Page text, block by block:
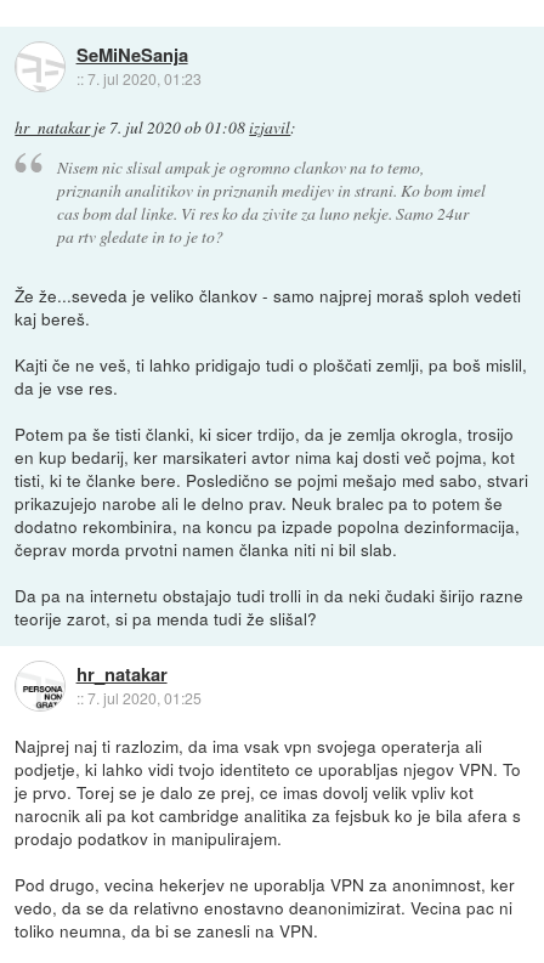
SeMiNeSanja
::7. jul 2020, 01:23
hr_natakarje 7. jul 2020 ob 01:08izjavil:
Nisem nic slisal ampak je ogromno clankov na to temo,
priznanih analitikov in priznanih medijev in strani. Ko bom imel
cas bom dal linke. Vi res ko da zivite za luno nekje. Samo 24ur
pa rtv gledate in to je to?
Že že...seveda je veliko člankov - samo najprej moraš sploh vedeti
kaj bereš.
Kajti če ne veš, ti lahko pridigajo tudi o ploščati zemlji, pa boš mislil,
da je vse res.
Potem pa še tisti članki, ki sicer trdijo, da je zemlja okrogla, trosijo
en kup bedarij, ker marsikateri avtor nima kaj dosti več pojma, kot
tisti, ki te članke bere. Posledično se pojmi mešajo med sabo, stvari
prikazujejo narobe ali le delno prav. Neuk bralec pa to potem še
dodatno rekombinira, na koncu pa izpade popolna dezinformacija,
čeprav morda prvotni namen članka niti ni bil slab.
Da pa na internetu obstajajo tudi trolli in da neki čudaki širijo razne
teorije zarot, si pa menda tudi že slišal?
hr_natakar
::7. jul 2020, 01:25
Najprej naj ti razlozim, da ima vsak vpn svojega operaterja ali
podjetje, ki lahko vidi tvojo identiteto ce uporabljas njegov VPN. To
je prvo. Torej se je dalo ze prej, ce imas dovolj velik vpliv kot
narocnik ali pa kot cambridge analitika za fejsbuk ko je bila afera s
prodajo podatkov in manipulirajem.
Pod drugo, vecina hekerjev ne uporablja VPN za anonimnost, ker
vedo, da se da relativno enostavno deanonimizirat. Vecina pac ni
toliko neumna, da bi se zanesli na VPN.